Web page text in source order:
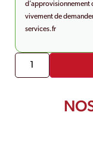
d’approvisionnement
vivement de
services.fr